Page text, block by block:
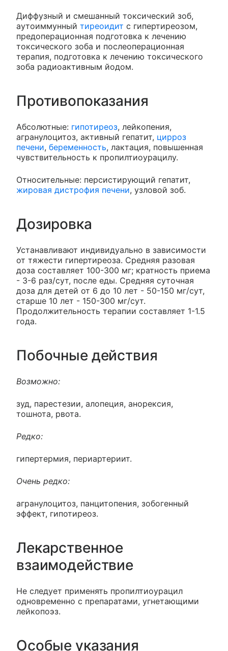
Диффузный и смешанный токсический зоб,
аутоиммунный тиреоидит с гипертиреозом,
предоперационная подготовка к лечению
токсического зоба и послеоперационная
терапия, подготовка к лечению токсического
зоба радиоактивным йодом.
Противопоказания
Абсолютные: гипотиреоз, лейкопения,
агранулоцитоз, активный гепатит, цирроз
печени, беременность, лактация, повышенная
чувствительность к пропилтиоурацилу.
Относительные: персистирующий гепатит,
жировая дистрофия печени, узловой зоб.
Дозировка
Устанавливают индивидуально в зависимости
от тяжести гипертиреоза. Средняя разовая
доза составляет 100-300 мг; кратность приема
- 3-6 раз/сут, после еды. Средняя суточная
доза для детей от 6 до 10 лет - 50-150 мг/сут,
старше 10 лет - 150-300 мг/сут.
Продолжительность терапии составляет 1-1.5
года.
Побочные действия
Возможно:
зуд, парестезии, алопеция, анорексия,
тошнота, рвота.
Редко:
гипертермия, периартериит.
Очень редко:
агранулоцитоз, панцитопения, зобогенный
эффект, гипотиреоз.
Лекарственное
взаимодействие
Не следует применять пропилтиоурацил
одновременно с препаратами, угнетающими
лейкопоэз.
Особые указания